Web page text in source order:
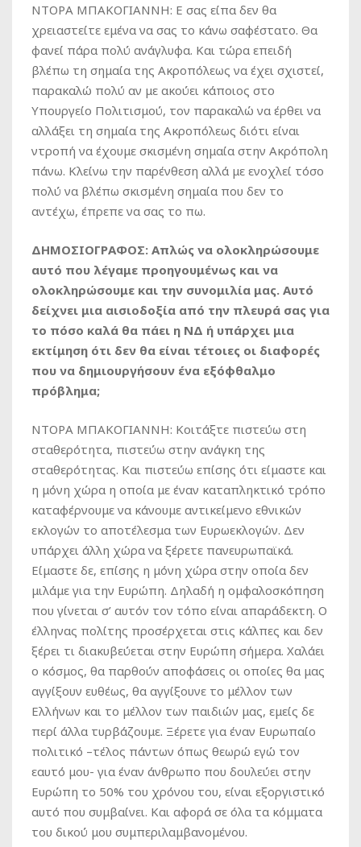
ΝΤΟΡΑ ΜΠΑΚΟΓΙΑΝΝΗ: Ε σας είπα δεν θα
χρειαστείτε εμένα να σας το κάνω σαφέστατο. Θα
φανεί πάρα πολύ ανάγλυφα. Και τώρα επειδή
βλέπω τη σημαία της Ακροπόλεως να έχει σχιστεί,
παρακαλώ πολύ αν με ακούει κάποιος στο
Υπουργείο Πολιτισμού, τον παρακαλώ να έρθει να
αλλάξει τη σημαία της Ακροπόλεως διότι είναι
ντροπή να έχουμε σκισμένη σημαία στην Ακρόπολη
πάνω. Κλείνω την παρένθεση αλλά με ενοχλεί τόσο
πολύ να βλέπω σκισμένη σημαία που δεν το
αντέχω, έπρεπε να σας το πω.
ΔΗΜΟΣΙΟΓΡΑΦΟΣ: Απλώς να ολοκληρώσουμε
αυτό που λέγαμε προηγουμένως και να
ολοκληρώσουμε και την συνομιλία μας. Αυτό
δείχνει μια αισιοδοξία από την πλευρά σας για
το πόσο καλά θα πάει η ΝΔ ή υπάρχει μια
εκτίμηση ότι δεν θα είναι τέτοιες οι διαφορές
που να δημιουργήσουν ένα εξόφθαλμο
πρόβλημα;
ΝΤΟΡΑ ΜΠΑΚΟΓΙΑΝΝΗ: Κοιτάξτε πιστεύω στη
σταθερότητα, πιστεύω στην ανάγκη της
σταθερότητας. Και πιστεύω επίσης ότι είμαστε και
η μόνη χώρα η οποία με έναν καταπληκτικό τρόπο
καταφέρνουμε να κάνουμε αντικείμενο εθνικών
εκλογών το αποτέλεσμα των Ευρωεκλογών. Δεν
υπάρχει άλλη χώρα να ξέρετε πανευρωπαϊκά.
Είμαστε δε, επίσης η μόνη χώρα στην οποία δεν
μιλάμε για την Ευρώπη. Δηλαδή η ομφαλοσκόπηση
που γίνεται σ’ αυτόν τον τόπο είναι απαράδεκτη. Ο
έλληνας πολίτης προσέρχεται στις κάλπες και δεν
ξέρει τι διακυβεύεται στην Ευρώπη σήμερα. Χαλάει
ο κόσμος, θα παρθούν αποφάσεις οι οποίες θα μας
αγγίξουν ευθέως, θα αγγίξουνε το μέλλον των
Ελλήνων και το μέλλον των παιδιών μας, εμείς δε
περί άλλα τυρβάζουμε. Ξέρετε για έναν Ευρωπαίο
πολιτικό –τέλος πάντων όπως θεωρώ εγώ τον
εαυτό μου- για έναν άνθρωπο που δουλεύει στην
Ευρώπη το 50% του χρόνου του, είναι εξοργιστικό
αυτό που συμβαίνει. Και αφορά σε όλα τα κόμματα
του δικού μου συμπεριλαμβανομένου.